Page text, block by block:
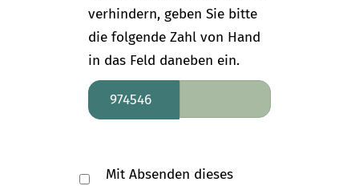
verhindern, geben Sie bitte
die folgende Zahl von Hand
in das Feld daneben ein.
974546114
Mit Absenden dieses